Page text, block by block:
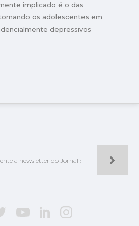
implicado é o das
os adolescentes em
depressivos